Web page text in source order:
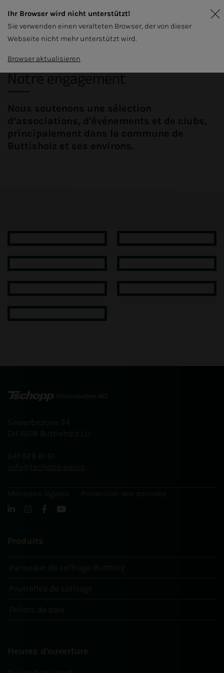
Notre engagement
Gewerbezone 24
CH-6018 Buttisholz LU
041 929 61 61
info
tschopp.swiss
Mentions légales Protection des données
Heures d'ouverture
Produits
Panneaux de coffrage Buttholz
Poutrelles de coffrage
Pellets de bois
Ihr Browser wird nicht unterstützt!
Sie verwenden einen veralteten Browser, der von dieser
Webseite nicht mehr unterstützt wird.
Browser aktualisieren